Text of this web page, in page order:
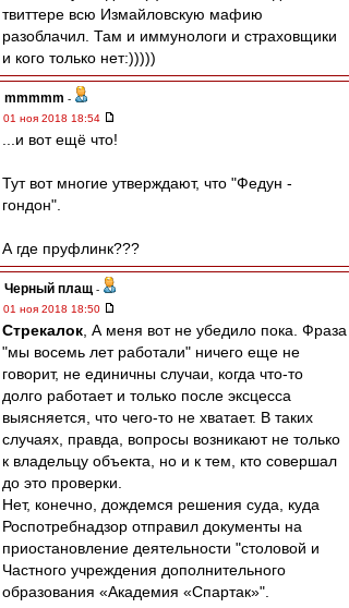
твиттере всю Измайловскую мафию
разоблачил. Там и иммунологи и страховщики
и кого только нет:)))))
mmmmm -
01 ноя 2018 18:54
...и вот ещё что!
Тут вот многие утверждают, что "Федун -
гондон".
А где пруфлинк???
Черный плащ -
01 ноя 2018 18:50
Стрекалок , А меня вот не убедило пока. Фраза
"мы восемь лет работали" ничего еще не
говорит, не единичны случаи, когда что-то
долго работает и только после эксцесса
выясняется, что чего-то не хватает. В таких
случаях, правда, вопросы возникают не только
к владельцу объекта, но и к тем, кто совершал
до это проверки.
Нет, конечно, дождемся решения суда, куда
Роспотребнадзор отправил документы на
приостановление деятельности "столовой и
Частного учреждения дополнительного
образования «Академия «Спартак»".